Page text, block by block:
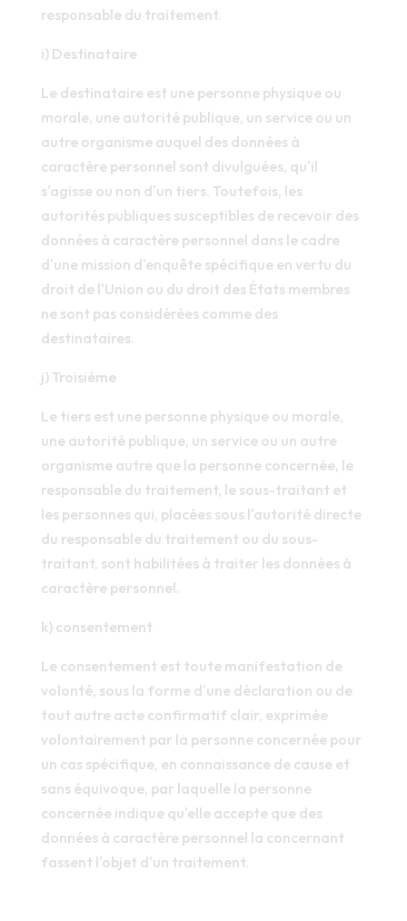
responsable du traitement.
i) Destinataire
Le destinataire est une personne physique ou
morale, une autorité publique, un service ou un
autre organisme auquel des données à
caractère personnel sont divulguées, qu'il
s'agisse ou non d'un tiers. Toutefois, les
autorités publiques susceptibles de recevoir des
données à caractère personnel dans le cadre
d'une mission d'enquête spécifique en vertu du
droit de l'Union ou du droit des États membres
ne sont pas considérées comme des
destinataires.
j) Troisième
Le tiers est une personne physique ou morale,
une autorité publique, un service ou un autre
organisme autre que la personne concernée, le
responsable du traitement, le sous-traitant et
les personnes qui, placées sous l'autorité directe
du responsable du traitement ou du sous-
traitant, sont habilitées à traiter les données à
caractère personnel.
k) consentement
Le consentement est toute manifestation de
volonté, sous la forme d'une déclaration ou de
tout autre acte confirmatif clair, exprimée
volontairement par la personne concernée pour
un cas spécifique, en connaissance de cause et
sans équivoque, par laquelle la personne
concernée indique qu'elle accepte que des
données à caractère personnel la concernant
fassent l'objet d'un traitement.